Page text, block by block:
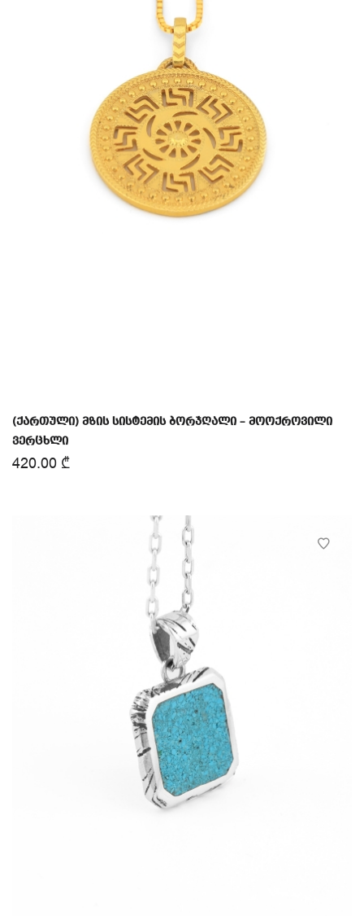
(ქართული) მზის სისტემის ბორჯღალი – მოოქროვილი
ვერცხლი
420.00 ₾